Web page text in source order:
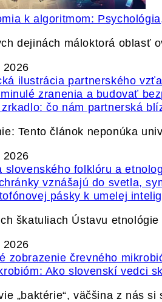
k algoritmom:
dejinách máloktorá oblasť
2026
čo nám partnerská
Tento článok neponúka
2026
pásky k umelej
škatuliach Ústavu
2026
Ako slovenskí vedci
„baktérie“, väčšina z nás